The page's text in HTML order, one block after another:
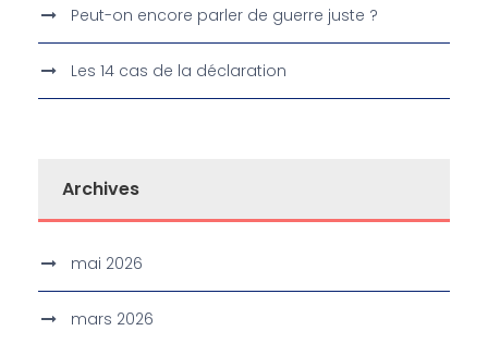
Peut-on encore parler de guerre juste ?
Les 14 cas de la déclaration
Archives
mai 2026
mars 2026